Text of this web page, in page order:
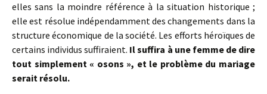
elles sans la moindre référence à la situation historique ;
elle est résolue indépendamment des changements dans la
structure économique de la société. Les efforts héroïques de
certains individus suffiraient. Il suffira à une femme de dire
tout simplement « osons », et le problème du mariage
serait résolu.